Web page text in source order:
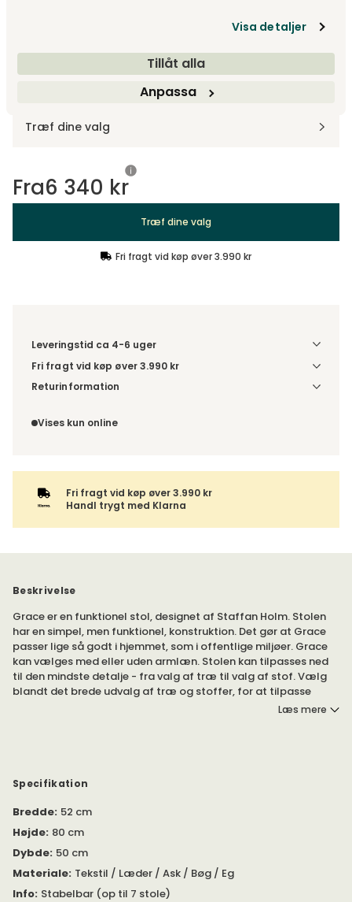
Visa detaljer
Tillåt alla
Anpassa
Fra 7 215 kr
Vis flere +3
Træf dine valg
Fra6 340 kr
Træf dine valg
Fri fragt vid køp øver 3.990 kr
Leveringstid ca 4-6 uger
Fri fragt vid køp øver 3.990 kr
Vælg udførelse via “Træf dine valg” for at se
Returinformation
fortrydelsesret.
Vises kun online
Fri fragt vid køp øver 3.990 kr
Handl trygt med Klarna
Beskrivelse
Grace er en funktionel stol, designet af Staffan Holm. Stolen
har en simpel, men funktionel, konstruktion. Det gør at Grace
passer lige så godt i hjemmet, som i offentlige miljøer. Grace
kan vælges med eller uden armlæn. Stolen kan tilpasses ned
til den mindste detalje - fra valg af træ til valg af stof. Vælg
blandt det brede udvalg af træ og stoffer, for at tilpasse
smag og stil, der dikterer! Gør dine valg, for at skabe en stol
Vil du vide mere om produktet?
'Specifikation'.
Læs mere
Specifikation
Bredde: 52 cm
Højde: 80 cm
Dybde: 50 cm
Materiale: Tekstil / Læder / Ask / Bøg / Eg
Info: Stabelbar (op til 7 stole)